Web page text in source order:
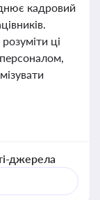
кадровий
ці
джерела